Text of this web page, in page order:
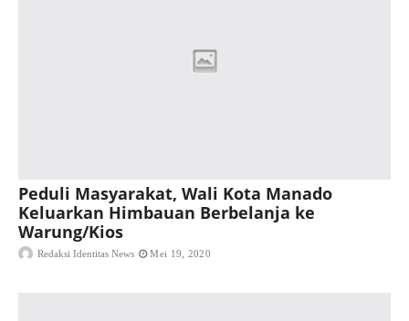
Peduli Masyarakat, Wali Kota Manado
Keluarkan Himbauan Berbelanja ke
Warung/Kios
Redaksi Identitas News Mei 19, 2020